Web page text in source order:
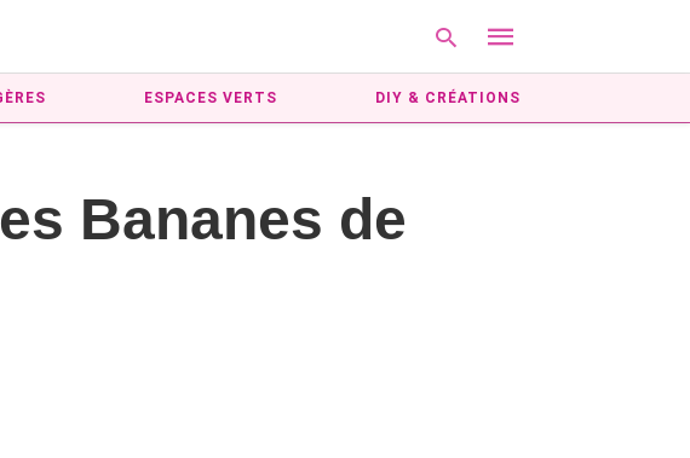
ESPACES VERTS DIY & CRÉATIONS
Bananes de